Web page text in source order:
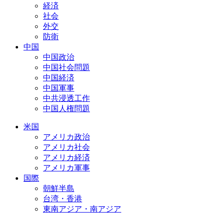
経済
社会
外交
防衛
中国
中国政治
中国社会問題
中国経済
中国軍事
中共浸透工作
中国人権問題
米国
アメリカ政治
アメリカ社会
アメリカ経済
アメリカ軍事
国際
朝鮮半島
台湾・香港
東南アジア・南アジア